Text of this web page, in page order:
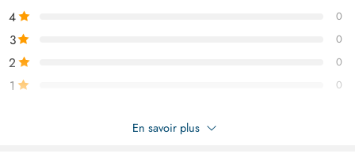
4 0
3 0
2 0
1 0
Soyez le premier à donner votre avis sur “BELLOTA Beche pelle
pm 68cm ART03541”
En savoir plus